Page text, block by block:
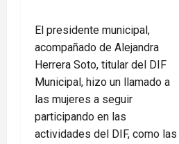
El presidente municipal,
acompañado de Alejandra
Herrera Soto, titular del DIF
Municipal, hizo un llamado a
las mujeres a seguir
participando en las
actividades del DIF, como las